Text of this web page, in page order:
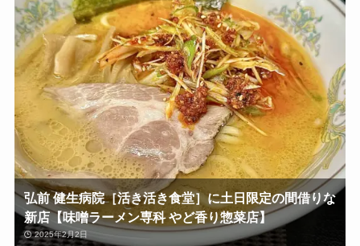
弘前 健生病院［活き活き食堂］に土日限定の間借りな
新店【味噌ラーメン専科 やど香り惣菜店】
2025年2月2日